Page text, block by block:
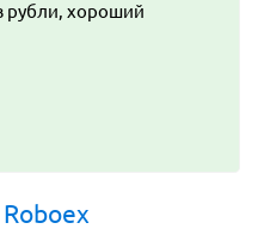
рубли, хороший